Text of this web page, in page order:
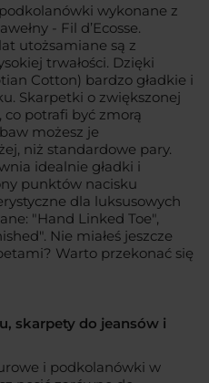
wykonane z
- Fil d’Ecosse.
utożsamiane są z
trwałości. Dzięki
Cotton) bardzo gładkie i
Skarpetki o zwiększonej
potrafi być zmorą
możesz je
niż standardowe pary.
idealnie gładki i
punktów nacisku
dla luksusowych
"Hand Linked Toe",
Nie miałeś jeszcze
Warto przekonać się
skarpety do jeansów i
i podkolanówki w